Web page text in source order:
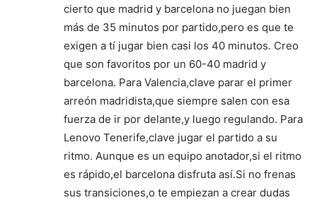
cierto que madrid y barcelona no juegan bien
más de 35 minutos por partido,pero es que te
exigen a tí jugar bien casi los 40 minutos. Creo
que son favoritos por un 60-40 madrid y
barcelona. Para Valencia,clave parar el primer
arreón madridista,que siempre salen con esa
fuerza de ir por delante,y luego regulando. Para
Lenovo Tenerife,clave jugar el partido a su
ritmo. Aunque es un equipo anotador,si el ritmo
es rápido,el barcelona disfruta así.Si no frenas
sus transiciones,o te empiezan a crear dudas